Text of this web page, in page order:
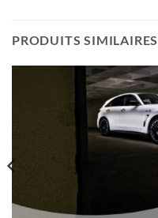
PRODUITS SIMILAIRES